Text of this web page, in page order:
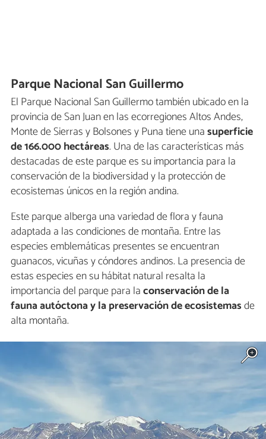
Parque Nacional San Guillermo
El Parque Nacional San Guillermo también ubicado en la
provincia de San Juan en las ecorregiones Altos Andes,
Monte de Sierras y Bolsones y Puna tiene unasuperficie
de 166.000 hectáreas. Una de las características más
destacadas de este parque es su importancia para la
conservación de la biodiversidad y la protección de
ecosistemas únicos en la región andina.
Este parque alberga una variedad de flora y fauna
adaptada a las condiciones de montaña. Entre las
especies emblemáticas presentes se encuentran
guanacos, vicuñas y cóndores andinos. La presencia de
estas especies en su hábitat natural resalta la
importancia del parque para laconservación de la
fauna autóctona y la preservación de ecosistemasde
alta montaña.